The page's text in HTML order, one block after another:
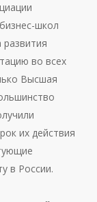
школ
развития
во всех
Высшая
их действия
в России.